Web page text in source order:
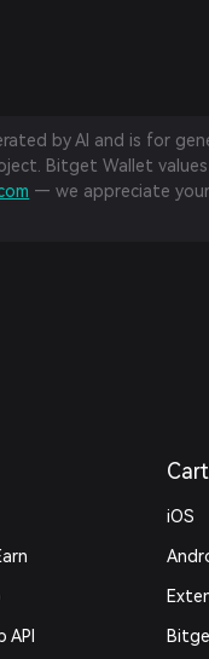
by AI and is for
Bitget Wallet
— we appreciate
iOS